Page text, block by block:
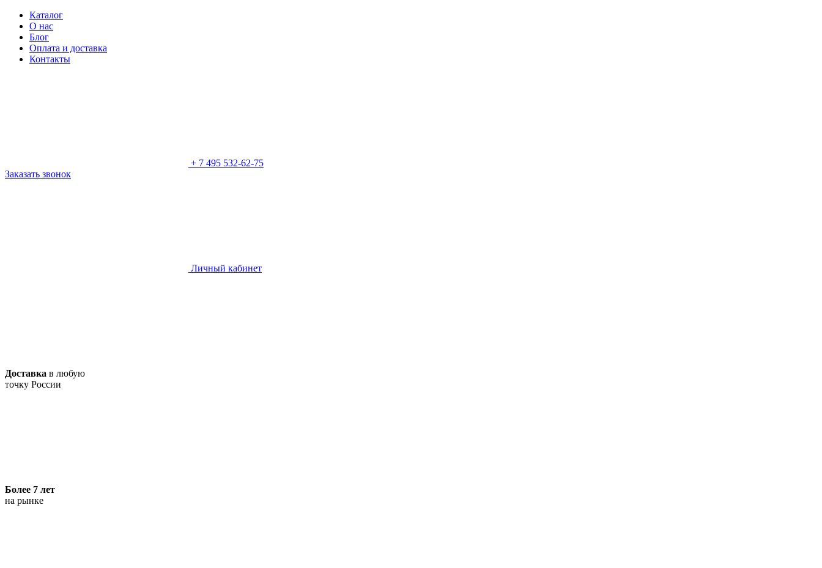
Каталог
О нас
Блог
Оплата и доставка
Контакты
+ 7 495 532-62-75
Заказать звонок
Личный кабинет
Доставка в любую
точку России
Более 7 лет
на рынке